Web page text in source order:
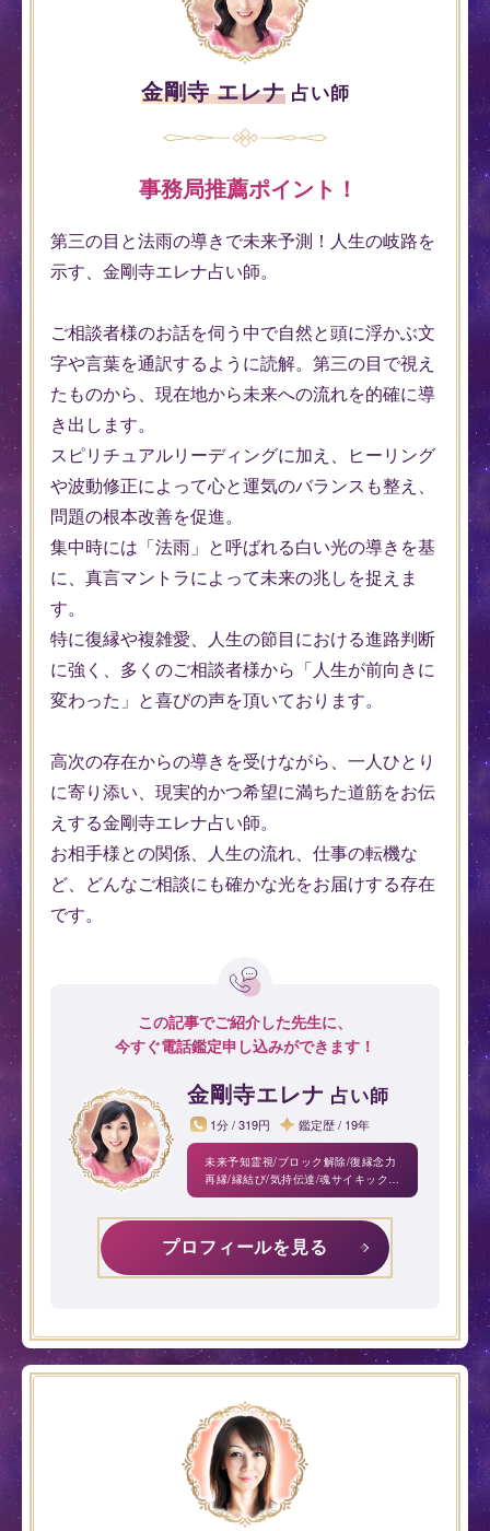
金剛寺 エレナ 占い師
事務局推薦ポイント！
第三の目と法雨の導きで未来予測！人生の岐路を
示す、金剛寺エレナ占い師。
ご相談者様のお話を伺う中で自然と頭に浮かぶ文
字や言葉を通訳するように読解。第三の目で視え
たものから、現在地から未来への流れを的確に導
き出します。
スピリチュアルリーディングに加え、ヒーリング
や波動修正によって心と運気のバランスも整え、
問題の根本改善を促進。
集中時には「法雨」と呼ばれる白い光の導きを基
に、真言マントラによって未来の兆しを捉えま
す。
特に復縁や複雑愛、人生の節目における進路判断
に強く、多くのご相談者様から「人生が前向きに
変わった」と喜びの声を頂いております。
高次の存在からの導きを受けながら、一人ひとり
に寄り添い、現実的かつ希望に満ちた道筋をお伝
えする金剛寺エレナ占い師。
お相手様との関係、人生の流れ、仕事の転機な
ど、どんなご相談にも確かな光をお届けする存在
です。
この記事でご紹介した先生に、
今すぐ電話鑑定申し込みができます！
金剛寺エレナ 占い師
1分 / 319円 鑑定歴 / 19年
未来予知霊視/ブロック解除/復縁念力
再縁/縁結び/気持伝達/魂サイキックチ
ャネリング/スピリチュアルリーディ
ング/生れ占星術/波動ヒーリング
プロフィールを見る